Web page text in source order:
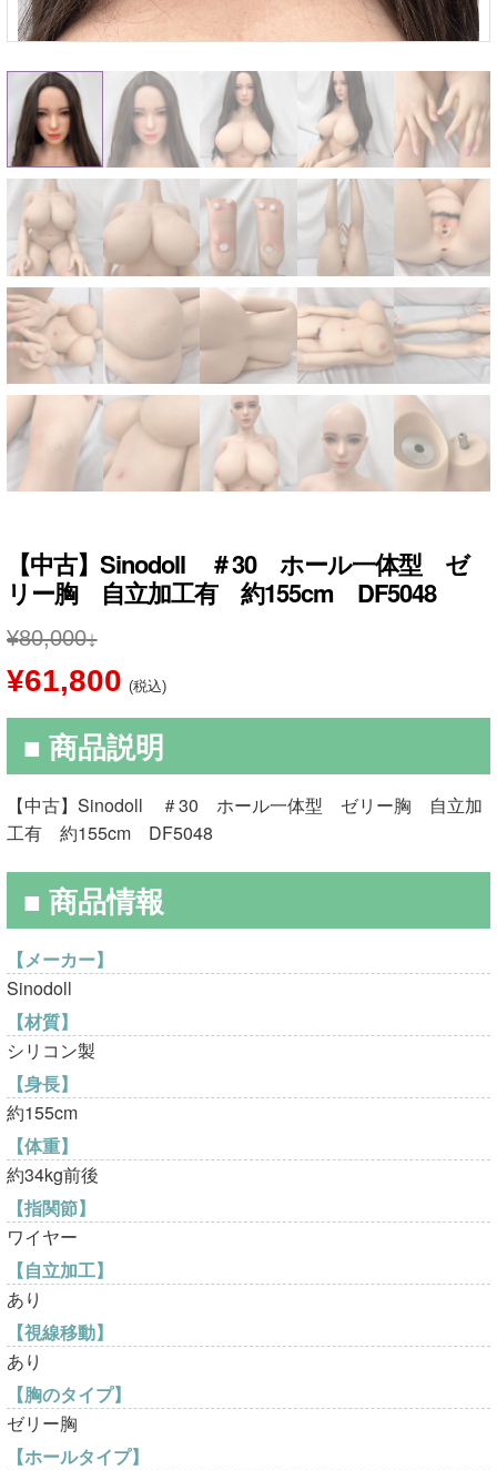
【中古】Sinodoll ＃30 ホール一体型 ゼ
リー胸 自立加工有 約155cm DF5048
¥80,000
元
の
価
格
は
¥80,000
で
し
た。
¥61,800現
在
の
価
格
は
¥61,800
(税込)
■ 商品説明
【中古】Sinodoll ＃30 ホール一体型 ゼリー胸 自立加
工有 約155cm DF5048
■ 商品情報
【メーカー】
Sinodoll
【材質】
シリコン製
【身長】
約155cm
【体重】
約34kg前後
【指関節】
ワイヤー
【自立加工】
あり
【視線移動】
あり
【胸のタイプ】
ゼリー胸
【ホールタイプ】